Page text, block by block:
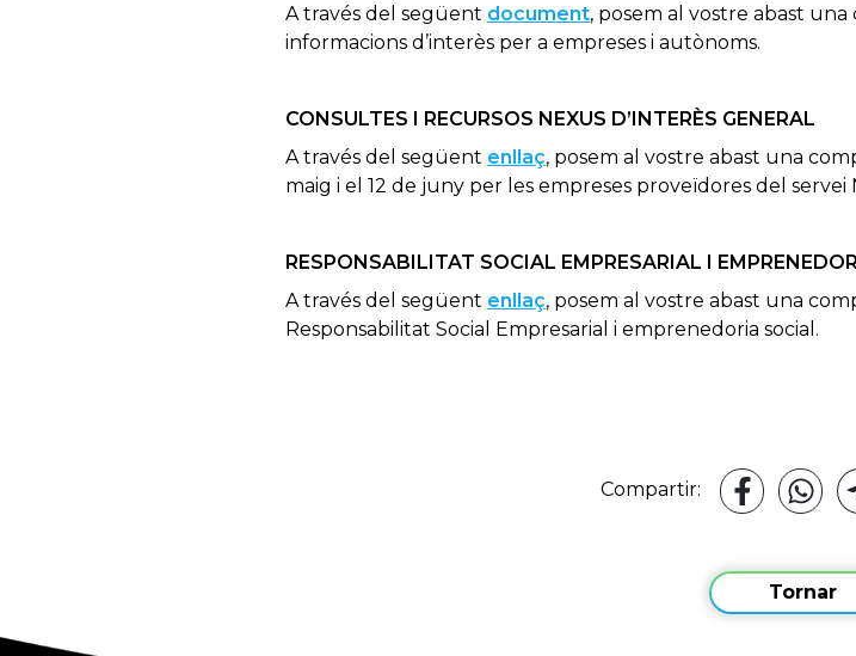
A través del següent document, posem al vostre abast una
informacions d’interès per a empreses i autònoms.
CONSULTES I RECURSOS NEXUS D’INTERÈS GENERAL
A través del següent enllaç, posem al vostre abast una
maig i el 12 de juny per les empreses proveïdores del
RESPONSABILITAT SOCIAL EMPRESARIAL I
A través del següent enllaç, posem al vostre abast una
Responsabilitat Social Empresarial i emprenedoria social.
Compartir:
Tornar